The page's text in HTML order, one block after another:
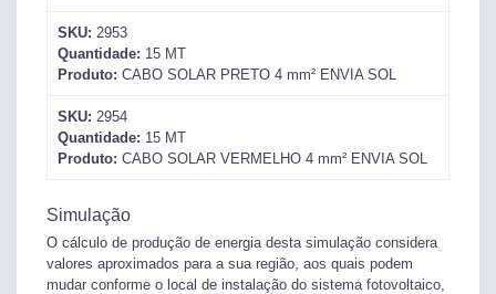
SKU: 2953
Quantidade: 15 MT
Produto: CABO SOLAR PRETO 4 mm² ENVIA SOL
SKU: 2954
Quantidade: 15 MT
Produto: CABO SOLAR VERMELHO 4 mm² ENVIA SOL
Simulação
O cálculo de produção de energia desta simulação considera
valores aproximados para a sua região, aos quais podem
mudar conforme o local de instalação do sistema fotovoltaico,